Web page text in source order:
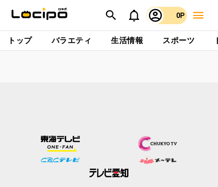
0P
トップ バラエティ 生活情報 スポーツ